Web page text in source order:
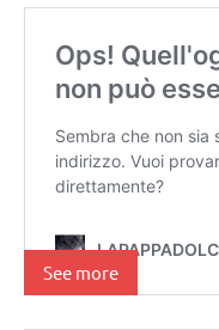
See more